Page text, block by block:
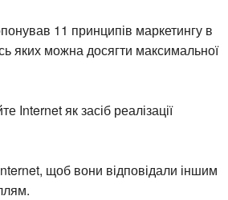
11 принципів маркетингу в
яких можна досягти максимальної
Internet як засіб реалізації
щоб вони відповідали іншим